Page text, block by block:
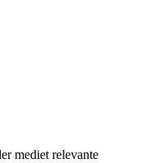
mediet relevante